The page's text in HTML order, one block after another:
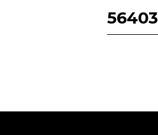
56403